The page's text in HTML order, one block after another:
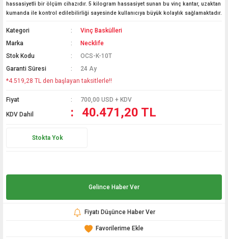
hassasiyetli bir ölçüm cihazıdır. 5 kilogram hassasiyet sunan bu vinç kantar, uzaktan
kumanda ile kontrol edilebilirliği sayesinde kullanıcıya büyük kolaylık sağlamaktadır.
Kategori
Vinç Baskülleri
Marka
Necklife
Stok Kodu
OCS-K-10T
Garanti Süresi
24 Ay
*4.519,28 TL den başlayan taksitlerle!!
Fiyat 700,00 USD + KDV
KDV Dahil 40.471,20 TL
Stokta Yok
Gelince Haber Ver
Fiyatı Düşünce Haber Ver